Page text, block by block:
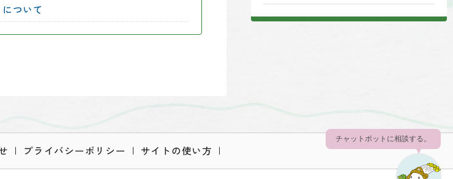
ついて
プライバシーポリシー サイトの使い方
チャットボットに相談する。